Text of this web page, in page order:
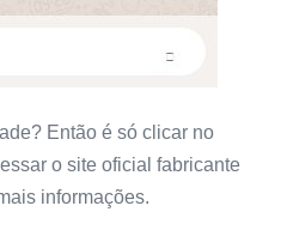
Então é só clicar no
o site oficial fabricante
informações.